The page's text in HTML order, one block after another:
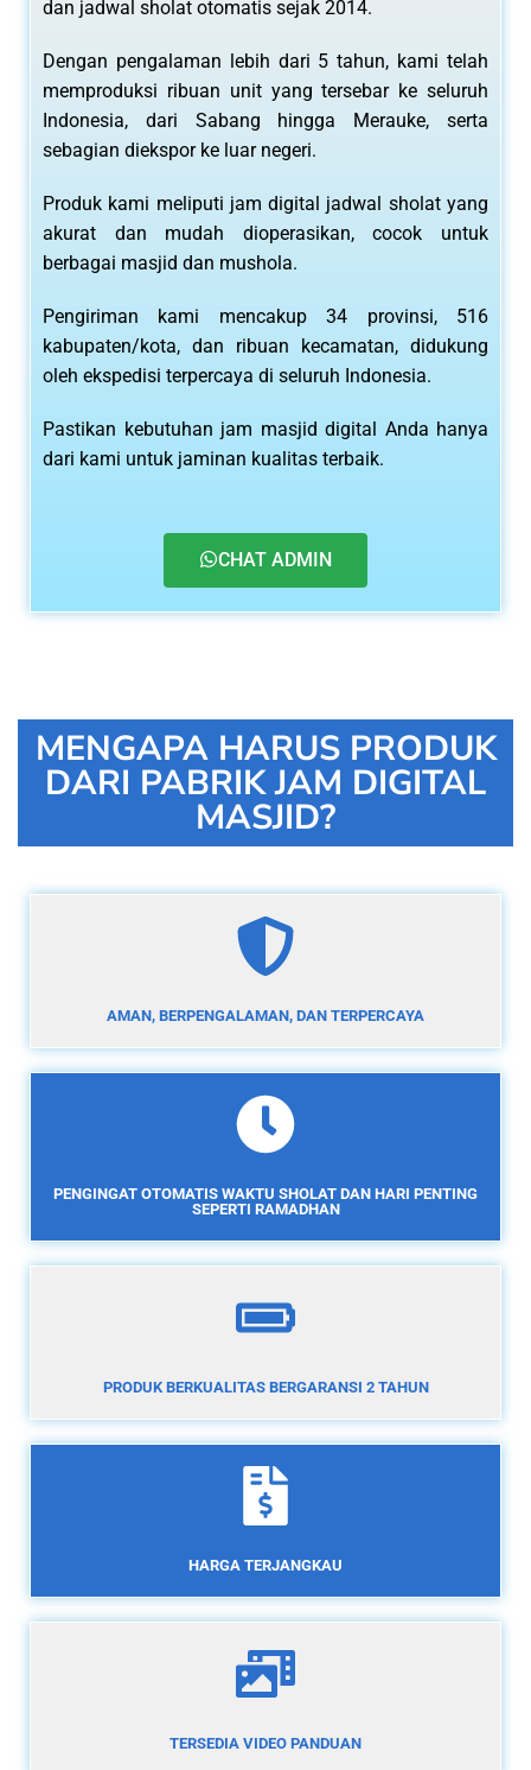
dan jadwal sholat otomatis sejak 2014.
Dengan pengalaman lebih dari 5 tahun, kami telah
memproduksi ribuan unit yang tersebar ke seluruh
Indonesia, dari Sabang hingga Merauke, serta
sebagian diekspor ke luar negeri.
Produk kami meliputi jam digital jadwal sholat yang
akurat dan mudah dioperasikan, cocok untuk
berbagai masjid dan mushola.
Pengiriman kami mencakup 34 provinsi, 516
kabupaten/kota, dan ribuan kecamatan, didukung
oleh ekspedisi terpercaya di seluruh Indonesia.
Pastikan kebutuhan jam masjid digital Anda hanya
dari kami untuk jaminan kualitas terbaik.
CHAT ADMIN
MENGAPA HARUS PRODUK
DARI PABRIK JAM DIGITAL
MASJID?
AMAN, BERPENGALAMAN, DAN TERPERCAYA
PENGINGAT OTOMATIS WAKTU SHOLAT DAN HARI PENTING
SEPERTI RAMADHAN
PRODUK BERKUALITAS BERGARANSI 2 TAHUN
HARGA TERJANGKAU
TERSEDIA VIDEO PANDUAN